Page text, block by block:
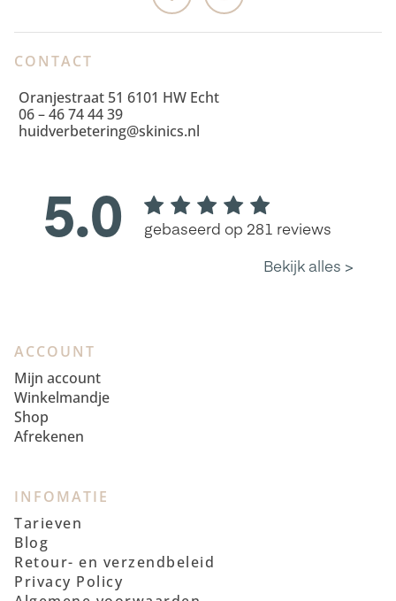
CONTACT
Oranjestraat 51 6101 HW Echt
06 – 46 74 44 39
huidverbetering@skinics.nl
ACCOUNT
Mijn account
Winkelmandje
Shop
Afrekenen
INFOMATIE
Tarieven
Blog
Retour- en verzendbeleid
Privacy Policy